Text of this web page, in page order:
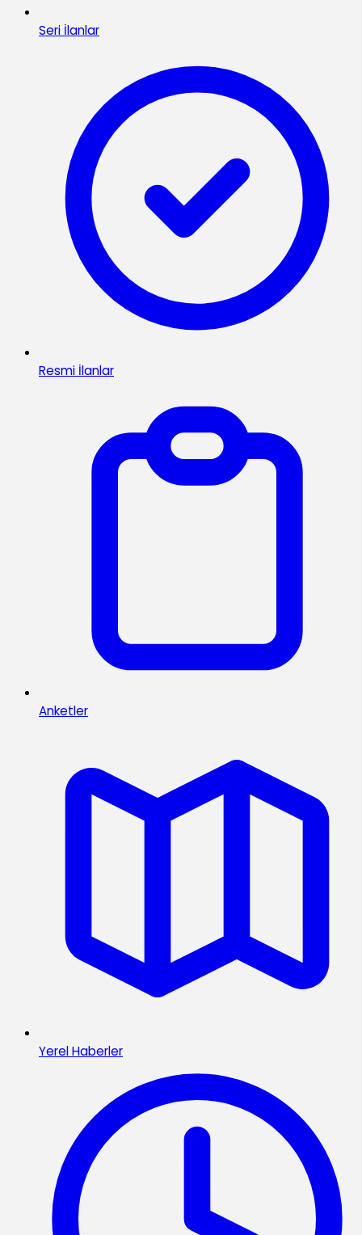
Seri İlanlar
Resmi İlanlar
Anketler
Yerel Haberler